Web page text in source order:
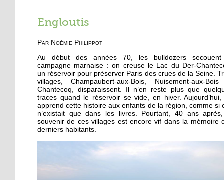
Engloutis
Par Noémie Philippot
Au début des années 70, les bulldozers
campagne marnaise : on creuse le Lac du Der-
un réservoir pour préserver Paris des crues de la Seine.
villages, Champaubert-aux-Bois, Nuisement-aux-
Chantecoq, disparaissent. Il n’en reste plus que
traces quand le réservoir se vide, en hiver. Aujourd’hui,
apprend cette histoire aux enfants de la région, comme si
n’existait que dans les livres. Pourtant, 40 ans
souvenir de ces villages est encore vif dans la mémoire
derniers habitants.